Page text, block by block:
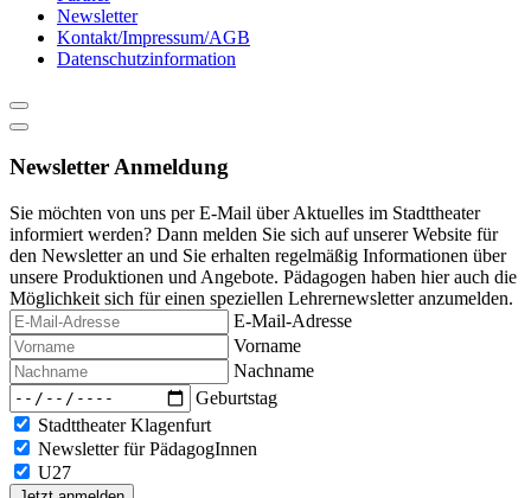
Newsletter
Kontakt/Impressum/AGB
Datenschutzinformation
Newsletter Anmeldung
Sie möchten von uns per E-Mail über Aktuelles im Stadttheater
informiert werden? Dann melden Sie sich auf unserer Website für
den Newsletter an und Sie erhalten regelmäßig Informationen über
unsere Produktionen und Angebote. Pädagogen haben hier auch die
Möglichkeit sich für einen speziellen Lehrernewsletter anzumelden.
E-Mail-Adresse
Vorname
Nachname
Geburtstag
Stadttheater Klagenfurt
Newsletter für PädagogInnen
U27